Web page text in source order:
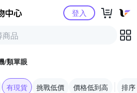
Yahoo購物中心登入
/類單眼
有現貨 挑戰低價 價格低到高 排序